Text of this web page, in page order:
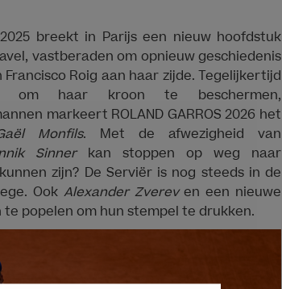
breekt in Parijs een nieuw hoofdstuk
vastberaden om opnieuw geschiedenis
Roig aan haar zijde. Tegelijkertijd
om haar kroon te beschermen,
markeert ROLAND GARROS 2026 het
Monfils. Met de afwezigheid van
Sinnerkan stoppen op weg naar
zijn? De Serviër is nog steeds in de
Ook Alexander Zvereven een nieuwe
te popelen om hun stempel te drukken.